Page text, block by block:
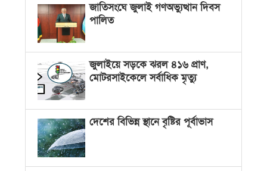
জাতিসংঘে জুলাই গণঅভ্যুত্থান দিবস
পালিত
জুলাইয়ে সড়কে ঝরল ৪১৬ প্রাণ,
মোটরসাইকেলে সর্বাধিক মৃত্যু
দেশের বিভিন্ন স্থানে বৃষ্টির পূর্বাভাস